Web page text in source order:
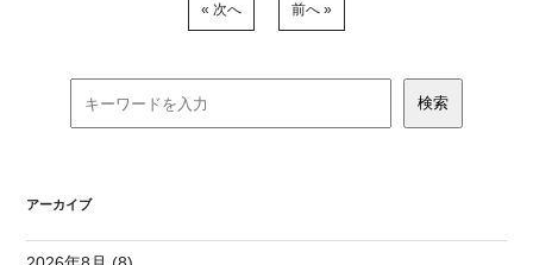
« 次へ 前へ »
アーカイブ